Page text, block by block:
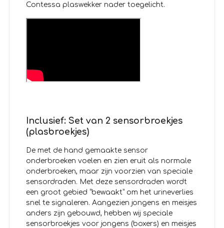
Contessa plaswekker nader toegelicht.
Inclusief: Set van 2 sensorbroekjes
(plasbroekjes)
De met de hand gemaakte sensor
onderbroeken voelen en zien eruit als normale
onderbroeken, maar zijn voorzien van speciale
sensordraden. Met deze sensordraden wordt
een groot gebied “bewaakt” om het urineverlies
snel te signaleren. Aangezien jongens en meisjes
anders zijn gebouwd, hebben wij speciale
sensorbroekjes voor jongens (boxers) en meisjes